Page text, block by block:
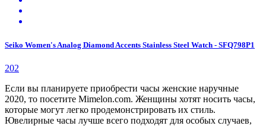
Seiko Women's Analog Diamond Accents Stainless Steel Watch - SFQ798P1
202
Если вы планируете приобрести часы женские наручные
2020, то посетите Mimelon.com. Женщины хотят носить часы,
которые могут легко продемонстрировать их стиль.
Ювелирные часы лучше всего подходят для особых случаев,